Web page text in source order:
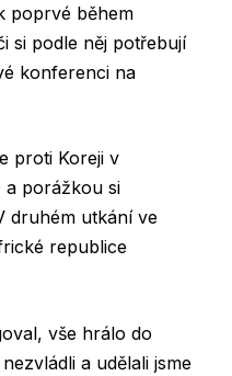
poprvé během
si podle něj potřebují
konferenci na
proti Koreji v
a porážkou si
druhém utkání ve
republice
vše hrálo do
a udělali jsme